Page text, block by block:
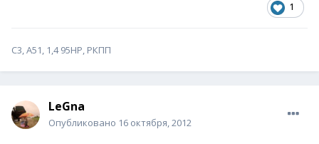
1
С3, А51, 1,4 95HP, РКПП
LeGna
Опубликовано 16 октября, 2012